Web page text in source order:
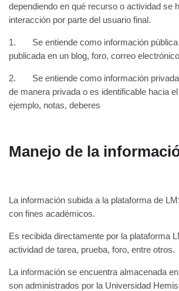
dependiendo en qué recurso o actividad se
interacción por parte del usuario final.
1. Se entiende como información pública
publicada en un blog, foro, correo
2. Se entiende como información privada
de manera privada o es identificable hacia
ejemplo, notas, deberes
Manejo de la
La información subida a la plataforma de
con fines académicos.
Es recibida directamente por la plataforma
actividad de tarea, prueba, foro, entre otros.
La información se encuentra almacenada
son administrados por la Universidad